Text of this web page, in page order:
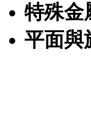
特殊金
平面與